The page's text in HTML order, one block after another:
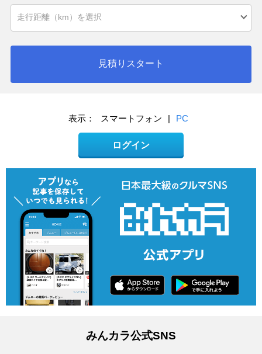
見積りスタート
表示： スマートフォン | PC
ログイン
みんカラ公式SNS